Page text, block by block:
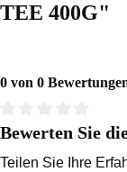
TEE 400G"
0 von 0
Durchschnittliche
Bewerten Sie
Teilen Sie Ihre